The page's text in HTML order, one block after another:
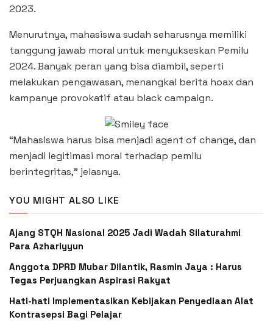
2023.
Menurutnya, mahasiswa sudah seharusnya memiliki
tanggung jawab moral untuk menyukseskan Pemilu
2024. Banyak peran yang bisa diambil, seperti
melakukan pengawasan, menangkal berita hoax dan
kampanye provokatif atau black campaign.
“Mahasiswa harus bisa menjadi agent of change, dan
menjadi legitimasi moral terhadap pemilu
berintegritas,” jelasnya.
YOU MIGHT ALSO LIKE
Ajang STQH Nasional 2025 Jadi Wadah Silaturahmi
Para Azhariyyun
Anggota DPRD Mubar Dilantik, Rasmin Jaya : Harus
Tegas Perjuangkan Aspirasi Rakyat
Hati-hati Implementasikan Kebijakan Penyediaan Alat
Kontrasepsi Bagi Pelajar